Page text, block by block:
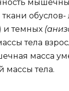
обуслов-
и темных
тела
масса
массы тела.